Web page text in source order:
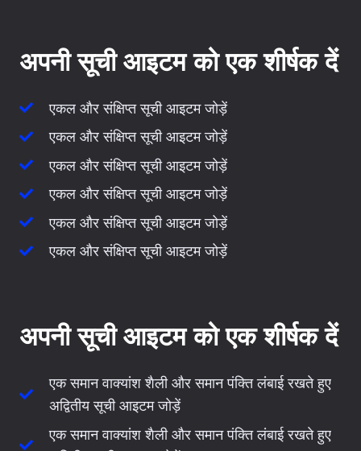
अपनी सूची आइटम को एक शीर्षक दें
एकल और संक्षिप्त सूची आइटम जोड़ें
एकल और संक्षिप्त सूची आइटम जोड़ें
एकल और संक्षिप्त सूची आइटम जोड़ें
एकल और संक्षिप्त सूची आइटम जोड़ें
एकल और संक्षिप्त सूची आइटम जोड़ें
एकल और संक्षिप्त सूची आइटम जोड़ें
अपनी सूची आइटम को एक शीर्षक दें
एक समान वाक्यांश शैली और समान पंक्ति लंबाई रखते हुए
अद्वितीय सूची आइटम जोड़ें
एक समान वाक्यांश शैली और समान पंक्ति लंबाई रखते हुए